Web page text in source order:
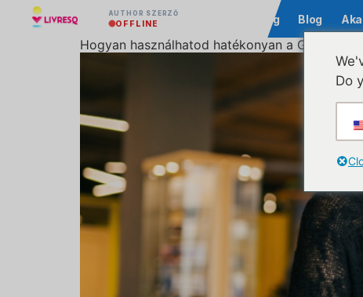
AUTHOR SZERZŐ
OFFLINE Közösség Blog
Hogyan használhatod hatékonyan a GIF-eket
Do